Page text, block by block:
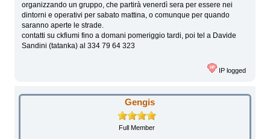
organizzando un gruppo, che partirà venerdì sera per essere nei
dintorni e operativi per sabato mattina, o comunque per quando
saranno aperte le strade.
contatti su ckfiumi fino a domani pomeriggio tardi, poi tel a Davide
Sandini (tatanka) al 334 79 64 323
IP logged
Gengis
Full Member